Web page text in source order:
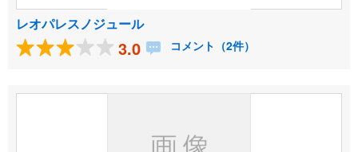
レオパレスノジュール
3.0 コメント（2件）